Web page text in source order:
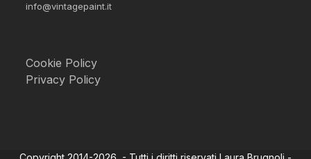
info@vintagepaint.it
Cookie Policy
Privacy Policy